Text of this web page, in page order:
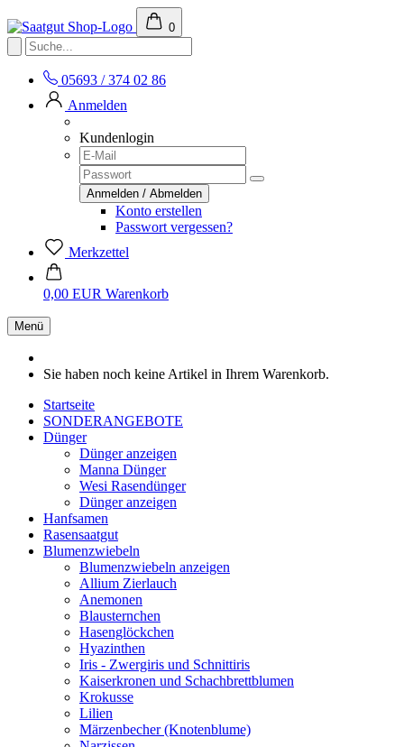
0
05693 / 374 02 86
Anmelden
Kundenlogin
Konto erstellen
Passwort vergessen?
Merkzettel
0,00 EUR Warenkorb
Menü
Sie haben noch keine Artikel in Ihrem Warenkorb.
Startseite
SONDERANGEBOTE
Dünger
Dünger anzeigen
Manna Dünger
Wesi Rasendünger
Dünger anzeigen
Hanfsamen
Rasensaatgut
Blumenzwiebeln
Blumenzwiebeln anzeigen
Allium Zierlauch
Anemonen
Blausternchen
Hasenglöckchen
Hyazinthen
Iris - Zwergiris und Schnittiris
Kaiserkronen und Schachbrettblumen
Krokusse
Lilien
Märzenbecher (Knotenblume)